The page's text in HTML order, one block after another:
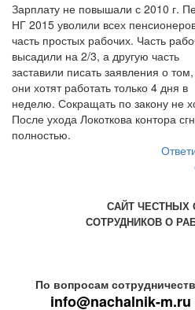
Зарплату не повышали с 2010 г.
НГ 2015 уволили всех
часть простых рабочих. Часть
высадили на 2/3, а другую часть
заставили писать заявления о
они хотят работать только 4 дня в
неделю. Сокращать по закону не
После ухода Локоткова контора
полностью.
САЙТ ЧЕСТНЫХ
СОТРУДНИКОВ О
По вопросам
info@nachalnik-m.ru